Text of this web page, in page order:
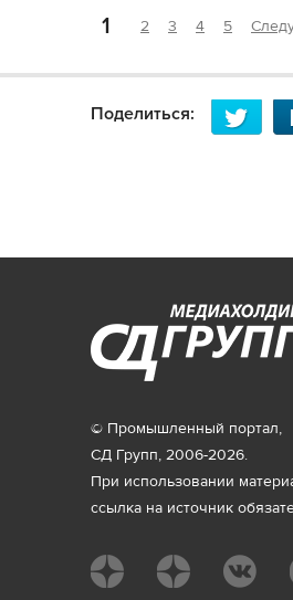
1 2 3 4 5
Поделиться:
© Промышленный портал,
СД Групп, 2006-2026.
При использовании
ссылка на источник